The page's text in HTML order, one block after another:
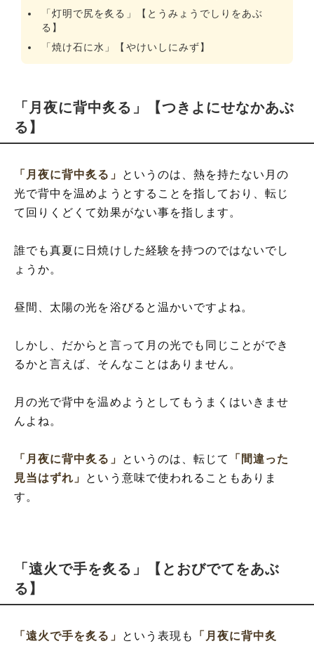
「灯明で尻を炙る」【とうみょうでしりをあぶ
る】
「焼け石に水」【やけいしにみず】
「月夜に背中炙る」【つきよにせなかあぶ
る】
「月夜に背中炙る」
というのは、熱を持たない月の
光で背中を温めようとすることを指しており、転じ
て回りくどくて効果がない事を指します。
誰でも真夏に日焼けした経験を持つのではないでし
ょうか。
昼間、太陽の光を浴びると温かいですよね。
しかし、だからと言って月の光でも同じことができ
るかと言えば、そんなことはありません。
月の光で背中を温めようとしてもうまくはいきませ
んよね。
「月夜に背中炙る」 というのは、転じて
「間違った
見当はずれ」 という意味で使われることもありま
す。
「遠火で手を炙る」【とおびでてをあぶ
る】
「遠火で手を炙る」 という表現も
「月夜に背中炙